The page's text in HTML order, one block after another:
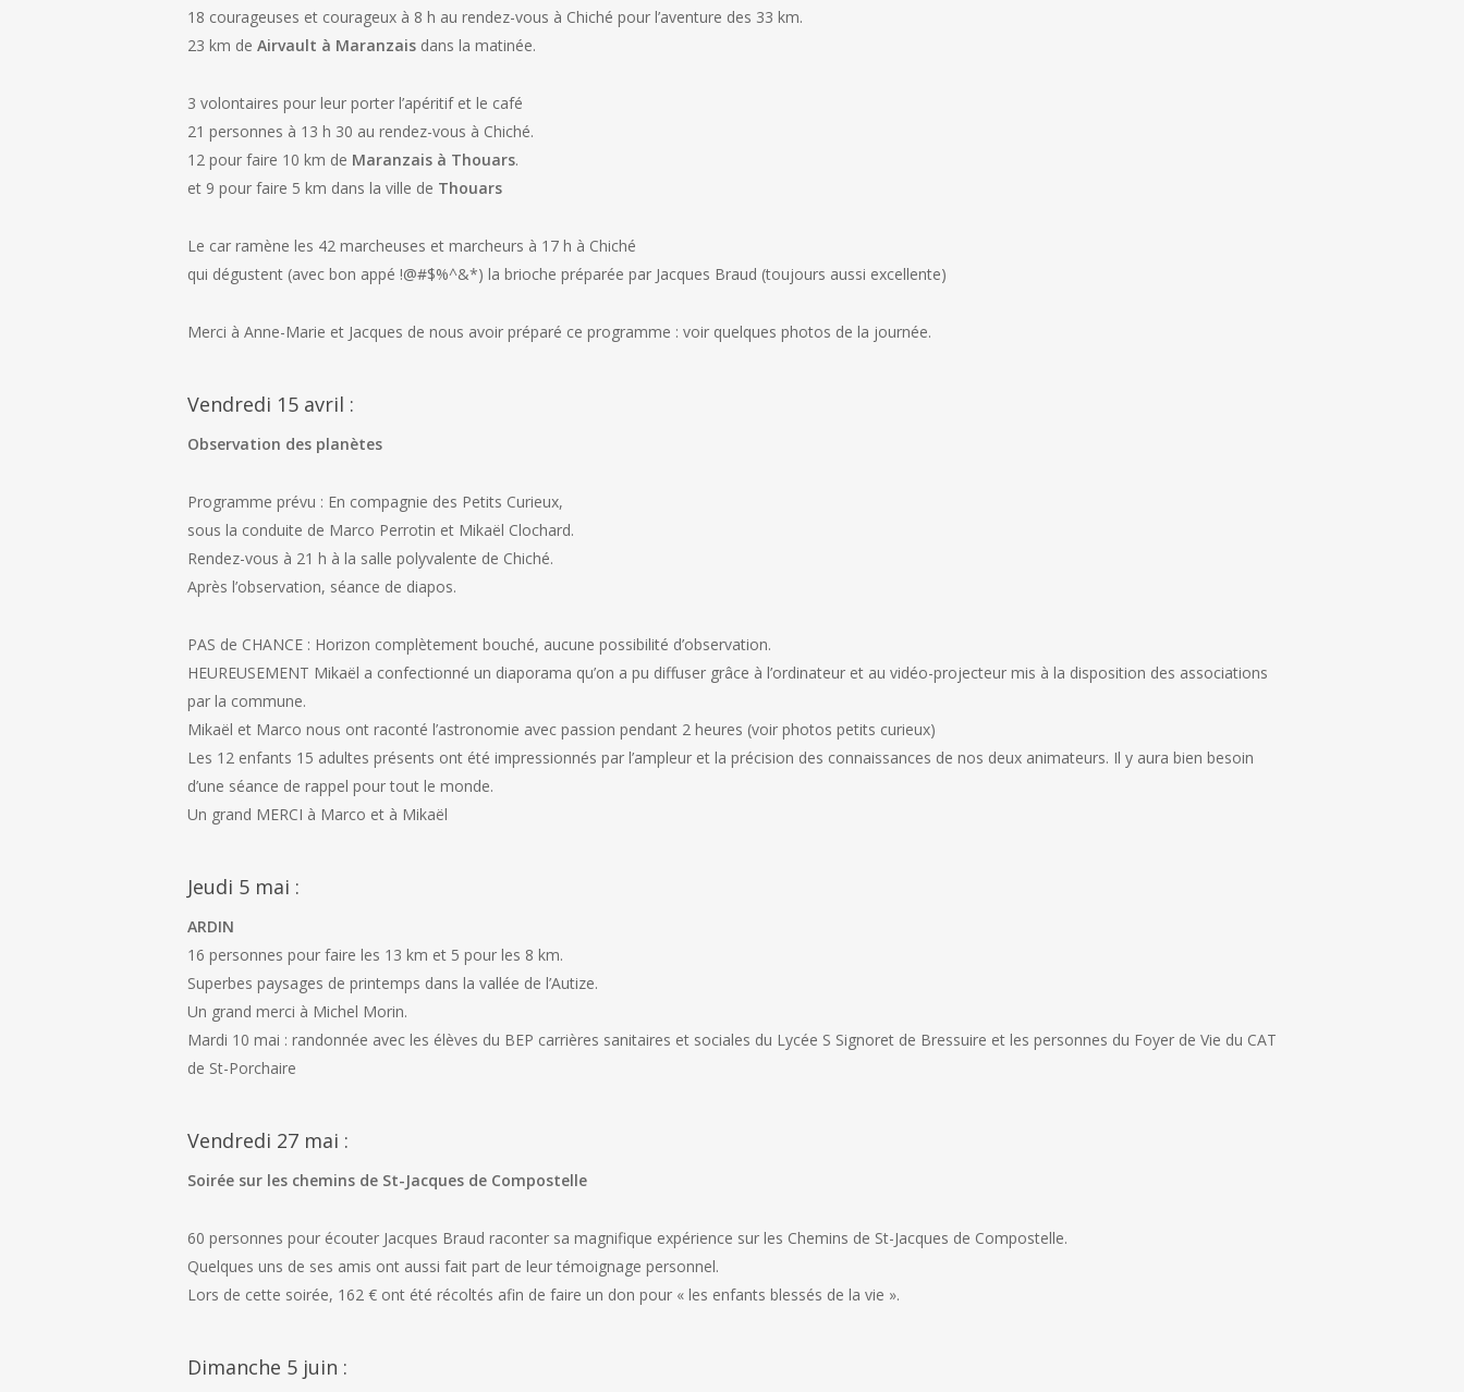
18 courageuses et courageux à 8 h au rendez-vous à Chiché pour l’aventure des 33 km.
23 km de Airvault à Maranzais dans la matinée.
3 volontaires pour leur porter l’apéritif et le café
21 personnes à 13 h 30 au rendez-vous à Chiché.
12 pour faire 10 km de Maranzais à Thouars.
et 9 pour faire 5 km dans la ville de Thouars
Le car ramène les 42 marcheuses et marcheurs à 17 h à Chiché
qui dégustent (avec bon appé !@#$%^&*) la brioche préparée par Jacques Braud (toujours aussi excellente)
Merci à Anne-Marie et Jacques de nous avoir préparé ce programme : voir quelques photos de la journée.
Vendredi 15 avril :
Observation des planètes
Programme prévu : En compagnie des Petits Curieux,
sous la conduite de Marco Perrotin et Mikaël Clochard.
Rendez-vous à 21 h à la salle polyvalente de Chiché.
Après l’observation, séance de diapos.
PAS de CHANCE : Horizon complètement bouché, aucune possibilité d’observation.
HEUREUSEMENT Mikaël a confectionné un diaporama qu’on a pu diffuser grâce à l’ordinateur et au vidéo-projecteur mis à la disposition des associations
par la commune.
Mikaël et Marco nous ont raconté l’astronomie avec passion pendant 2 heures (voir photos petits curieux)
Les 12 enfants 15 adultes présents ont été impressionnés par l’ampleur et la précision des connaissances de nos deux animateurs. Il y aura bien besoin
d’une séance de rappel pour tout le monde.
Un grand MERCI à Marco et à Mikaël
Jeudi 5 mai :
ARDIN
16 personnes pour faire les 13 km et 5 pour les 8 km.
Superbes paysages de printemps dans la vallée de l’Autize.
Un grand merci à Michel Morin.
Mardi 10 mai : randonnée avec les élèves du BEP carrières sanitaires et sociales du Lycée S Signoret de Bressuire et les personnes du Foyer de Vie du CAT
de St-Porchaire
Vendredi 27 mai :
Soirée sur les chemins de St-Jacques de Compostelle
60 personnes pour écouter Jacques Braud raconter sa magnifique expérience sur les Chemins de St-Jacques de Compostelle.
Quelques uns de ses amis ont aussi fait part de leur témoignage personnel.
Lors de cette soirée, 162 € ont été récoltés afin de faire un don pour « les enfants blessés de la vie ».
Dimanche 5 juin :